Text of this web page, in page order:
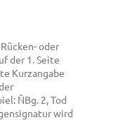
oder
der 1. Seite
Kurzangabe
ÑBg. 2, Tod
wird